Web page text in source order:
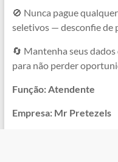
🚫 Nunca pague
seletivos — desconfie de
🔄 Mantenha seus
para não perder
Função: Atendente
Empresa: Mr Pretezels